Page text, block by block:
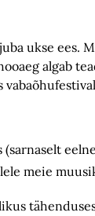
ukse ees.
algab
meie